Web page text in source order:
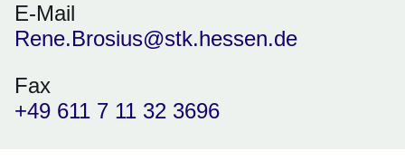
E-Mail
Rene.Brosius@stk.hessen.de
Fax
+49 611 7 11 32 3696